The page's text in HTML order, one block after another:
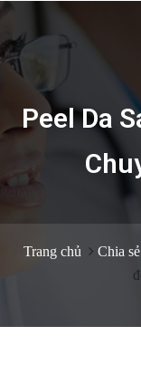
Peel Da
Trang chủ Chia